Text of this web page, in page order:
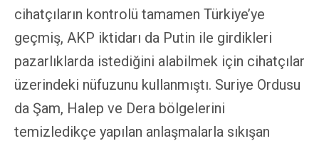
cihatçıların kontrolü tamamen Türkiye’ye
geçmiş, AKP iktidarı da Putin ile girdikleri
pazarlıklarda istediğini alabilmek için cihatçılar
üzerindeki nüfuzunu kullanmıştı. Suriye Ordusu
da Şam, Halep ve Dera bölgelerini
temizledikçe yapılan anlaşmalarla sıkışan